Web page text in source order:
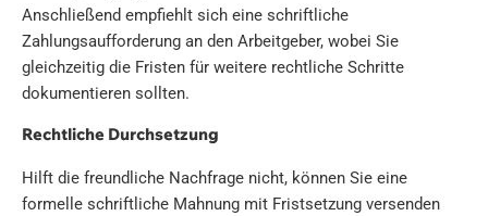
Anschließend empfiehlt sich eine schriftliche
Zahlungsaufforderung an den Arbeitgeber, wobei Sie
gleichzeitig die Fristen für weitere rechtliche Schritte
dokumentieren sollten.
Rechtliche Durchsetzung
Hilft die freundliche Nachfrage nicht, können Sie eine
formelle schriftliche Mahnung mit Fristsetzung versenden